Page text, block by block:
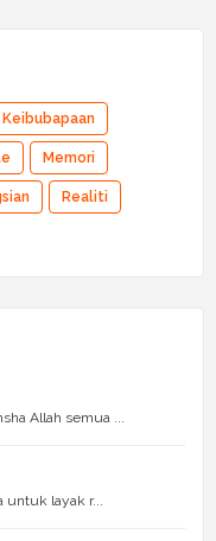
Keibubapaan
Memori
Realiti
Allah semua ...
untuk layak r...